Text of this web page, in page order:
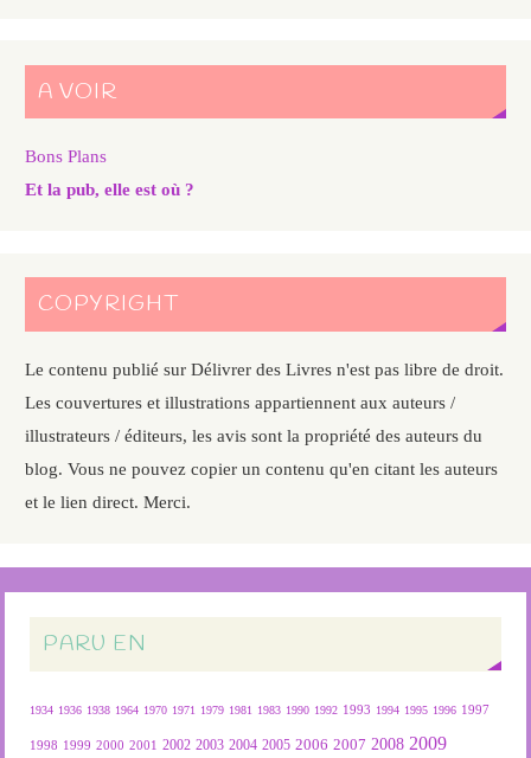
A VOIR
Bons Plans
Et la pub, elle est où ?
COPYRIGHT
Le contenu publié sur Délivrer des Livres n'est pas libre de droit.
Les couvertures et illustrations appartiennent aux auteurs /
illustrateurs / éditeurs, les avis sont la propriété des auteurs du
blog. Vous ne pouvez copier un contenu qu'en citant les auteurs
et le lien direct. Merci.
PARU EN
1934 1936 1938 1964 1970 1971 1979 1981 1983 1990 1992 1993 1994 1995 1996 1997
1998 1999 2000 2001 2002 2003 2004 2005 2006 2007 2008 2009